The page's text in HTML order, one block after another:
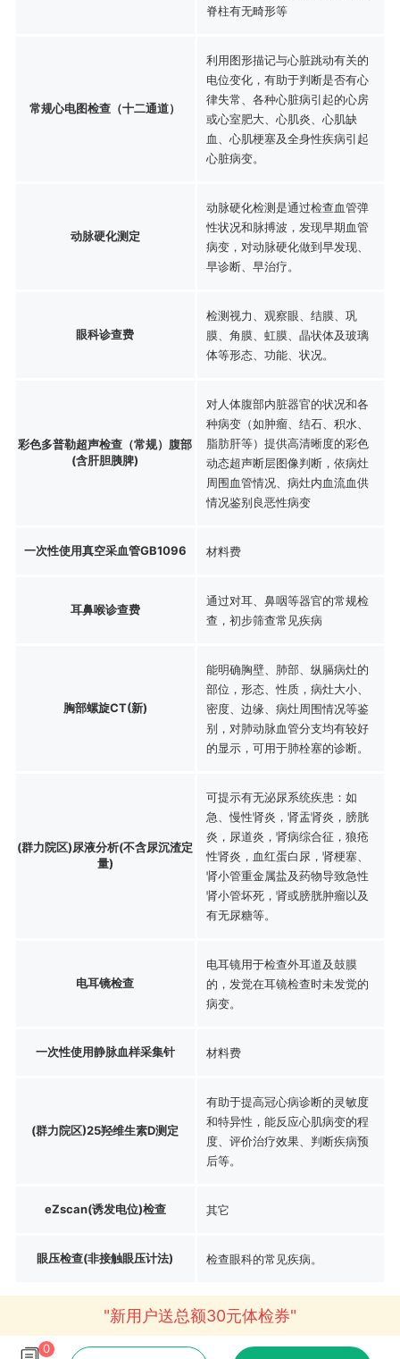
脊柱有无畸形等
常规心电图检查（十二通道）
利用图形描记与心脏跳动有关的
电位变化，有助于判断是否有心
律失常、各种心脏病引起的心房
或心室肥大、心肌炎、心肌缺
血、心肌梗塞及全身性疾病引起
心脏病变。
动脉硬化测定
动脉硬化检测是通过检查血管弹
性状况和脉搏波，发现早期血管
病变，对动脉硬化做到早发现、
早诊断、早治疗。
眼科诊查费
检测视力、观察眼、结膜、巩
膜、角膜、虹膜、晶状体及玻璃
体等形态、功能、状况。
彩色多普勒超声检查（常规）腹部
(含肝胆胰脾)
对人体腹部内脏器官的状况和各
种病变（如肿瘤、结石、积水、
脂肪肝等）提供高清晰度的彩色
动态超声断层图像判断，依病灶
周围血管情况、病灶内血流血供
情况鉴别良恶性病变
一次性使用真空采血管GB1096 材料费
耳鼻喉诊查费
通过对耳、鼻咽等器官的常规检
查，初步筛查常见疾病
胸部螺旋CT(新)
能明确胸壁、肺部、纵膈病灶的
部位，形态、性质，病灶大小、
密度、边缘、病灶周围情况等鉴
别，对肺动脉血管分支均有较好
的显示，可用于肺栓塞的诊断。
(群力院区)尿液分析(不含尿沉渣定
量)
可提示有无泌尿系统疾患：如
急、慢性肾炎，肾盂肾炎，膀胱
炎，尿道炎，肾病综合征，狼疮
性肾炎，血红蛋白尿，肾梗塞、
肾小管重金属盐及药物导致急性
肾小管坏死，肾或膀胱肿瘤以及
有无尿糖等。
电耳镜检查
电耳镜用于检查外耳道及鼓膜
的，发觉在耳镜检查时未发觉的
病变。
一次性使用静脉血样采集针 材料费
(群力院区)25羟维生素D测定
有助于提高冠心病诊断的灵敏度
和特异性，能反应心肌病变的程
度、评价治疗效果、判断疾病预
后等。
eZscan(诱发电位)检查 其它
眼压检查(非接触眼压计法) 检查眼科的常见疾病。
"新用户送总额30元体检券"
0